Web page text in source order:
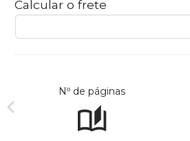
Calcular o frete
Nº de páginas